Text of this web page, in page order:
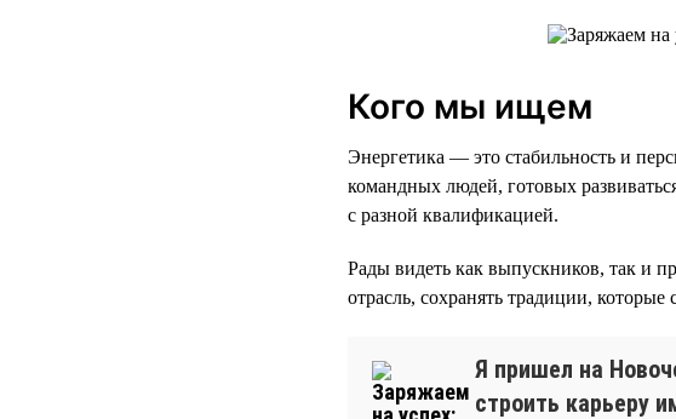
Кого мы ищем
Энергетика — это стабильность и
командных людей, готовых
с разной квалификацией.
Рады видеть как выпускников, так и
отрасль, сохранять традиции,
Я пришел на
строить карьеру